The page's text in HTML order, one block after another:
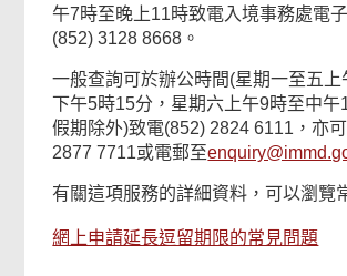
午7時至晚上11時致電入境事務處電
(852) 3128 8668。
一般查詢可於辦公時間(星期一至五上
下午5時15分，星期六上午9時至中午
假期除外)致電(852) 2824 6111，亦
2877 7711或電郵至
有關這項服務的詳細資料，可以瀏覽
網上申請延長逗留期限的常見問題